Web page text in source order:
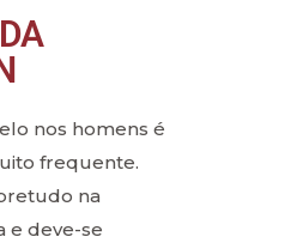
nos homens é
frequente.
na
e deve-se